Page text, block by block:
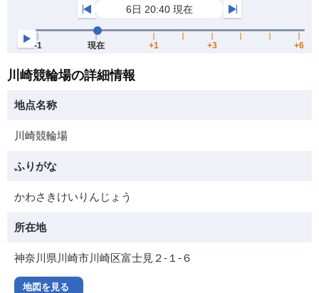
川崎競輪場の詳細情報
地点名称
川崎競輪場
ふりがな
かわさきけいりんじょう
所在地
神奈川県川崎市川崎区富士見２‐１‐６
地図を見る